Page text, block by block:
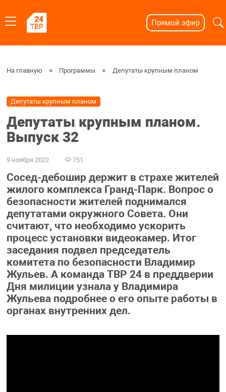
Прямой эфир
На главную Программы Депутаты крупным планом
Депутаты крупным планом
Депутаты крупным планом.
Выпуск 32
9 ноября 2022 751
Сосед-дебошир держит в страхе жителей
жилого комплекса Гранд-Парк. Вопрос о
безопасности жителей поднимался
депутатами окружного Совета. Они
считают, что необходимо ускорить
процесс установки видеокамер. Итог
заседания подвел председатель
комитета по безопасности Владимир
Жульев. А команда ТВР 24 в преддверии
Дня милиции узнала у Владимира
Жульева подробнее о его опыте работы в
органах внутренних дел.